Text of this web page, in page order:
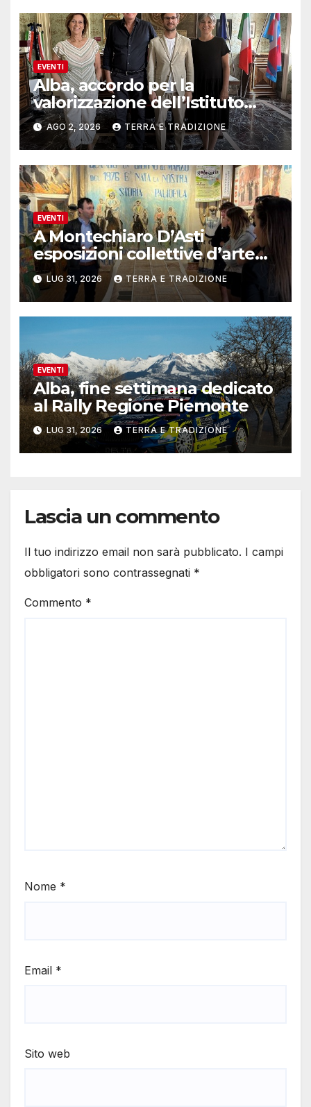
EVENTI
Alba, accordo per la
valorizzazione dell’Istituto
musicale Rocca
AGO 2, 2026 TERRA E TRADIZIONE
EVENTI
A Montechiaro D’Asti
esposizioni collettive d’arte
contemporanea
LUG 31, 2026 TERRA E TRADIZIONE
EVENTI
Alba, fine settimana dedicato
al Rally Regione Piemonte
LUG 31, 2026 TERRA E TRADIZIONE
Lascia un commento
Il tuo indirizzo email non sarà pubblicato. I campi
obbligatori sono contrassegnati *
Commento *
Nome *
Email *
Sito web